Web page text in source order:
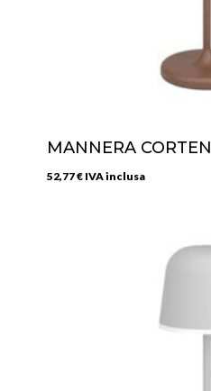
MANNERA CORTEN
52,77€ IVA inclusa